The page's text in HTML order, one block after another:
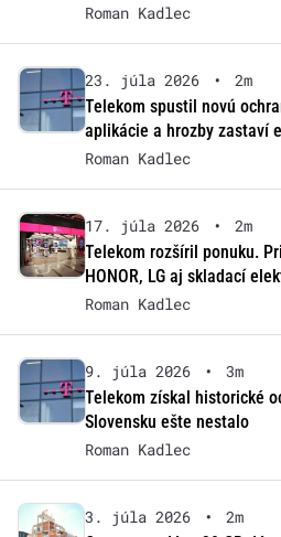
Roman Kadlec
23. júla 2026 •
2m
Telekom spustil novú
aplikácie a hrozby zastaví
Roman Kadlec
17. júla 2026 •
2m
Telekom rozšíril ponuku.
HONOR, LG aj skladací
Roman Kadlec
9. júla 2026 •
3m
Telekom získal historické
Slovensku ešte nestalo
Roman Kadlec
3. júla 2026 •
2m